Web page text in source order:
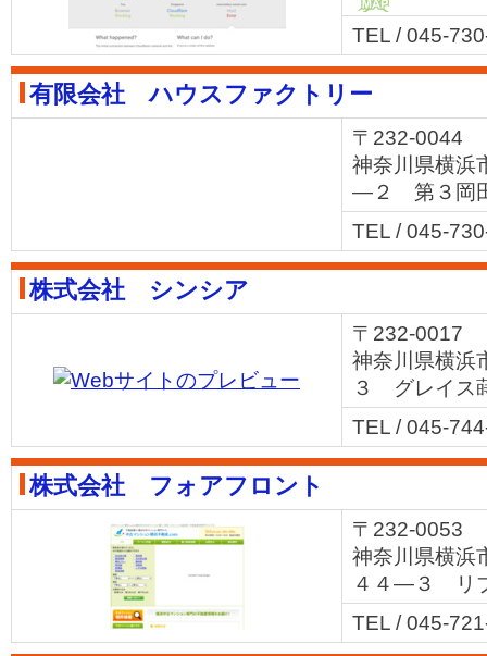
MAP
TEL / 045-
有限会社 ハウスファクトリー
〒232-0044
神奈川県横浜
―２ 第３岡
TEL / 045-
株式会社 シンシア
〒232-0017
神奈川県横浜
３ グレイス
TEL / 045-
株式会社 フォアフロント
〒232-0053
神奈川県横浜
４４―３ リ
TEL / 045-